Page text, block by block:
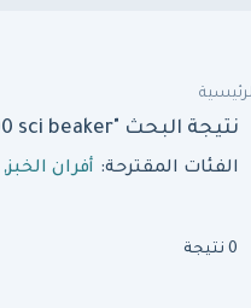
نتيجة البحث "hario b 300 sci beaker"
الفئات المقترحة: أفران الخبز,
0 نتيجة